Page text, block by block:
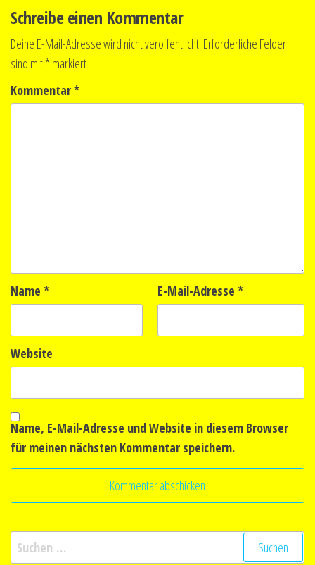
Schreibe einen Kommentar
Deine E-Mail-Adresse wird nicht veröffentlicht. Erforderliche Felder
sind mit* markiert
Kommentar*
Name * E-Mail-Adresse *
Website
Name, E-Mail-Adresse und Website in diesem Browser
für meinen nächsten Kommentar speichern.
Suchen
nach: